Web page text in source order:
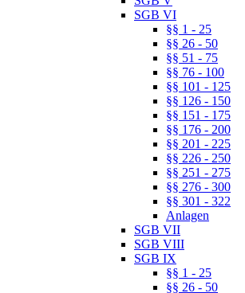
SGB VI
§§ 1 - 25
§§ 26 - 50
§§ 51 - 75
§§ 76 - 100
§§ 101 - 125
§§ 126 - 150
§§ 151 - 175
§§ 176 - 200
§§ 201 - 225
§§ 226 - 250
§§ 251 - 275
§§ 276 - 300
§§ 301 - 322
Anlagen
SGB VII
SGB VIII
SGB IX
§§ 1 - 25
§§ 26 - 50